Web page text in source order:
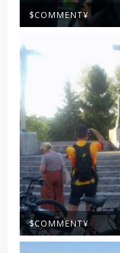
$COMMENT¥
$COMMENT¥